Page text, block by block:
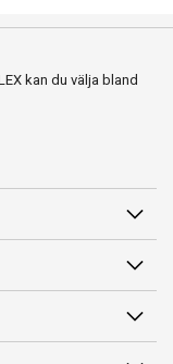
kan du välja bland